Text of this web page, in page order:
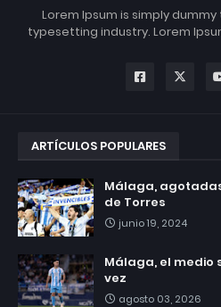
Lorem Ipsum is simply
typesetting industry. Lorem
ARTÍCULOS POPULARES
Málaga,
de Torres
junio 19, 2024
Málaga, el medio
vez
agosto 03, 2026